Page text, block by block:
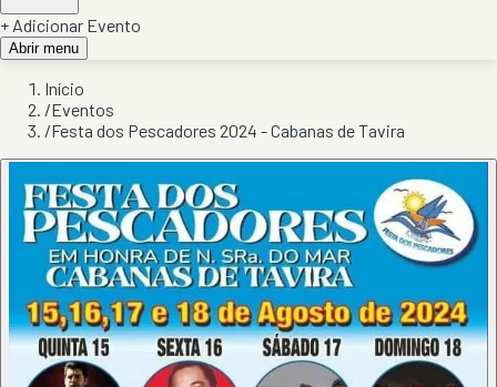
+ Adicionar Evento
Abrir menu
Início
/Eventos
/Festa dos Pescadores 2024 - Cabanas de Tavira